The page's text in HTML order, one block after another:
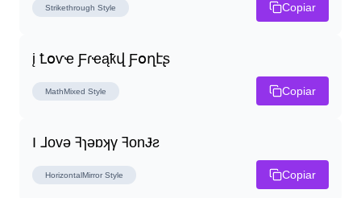
Strikethrough Style Copiar
į Ꝉօѵҽ Ƒɾҽąҟվ Ƒօղէʂ
MathMixed Style Copiar
I ⅃ovǝ ꟻɿǝɒʞγ ꟻonɈƨ
HorizontalMirror Style Copiar